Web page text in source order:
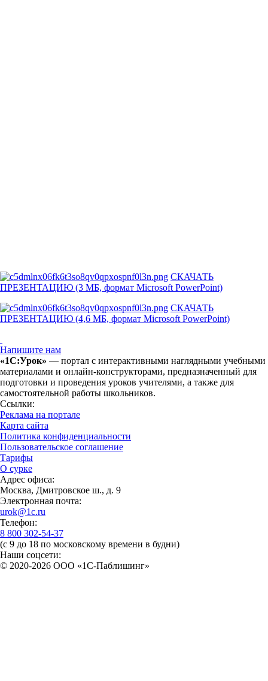
СКАЧАТЬ
ПРЕЗЕНТАЦИЮ (3 МБ, формат Microsoft PowerPoint)
СКАЧАТЬ
ПРЕЗЕНТАЦИЮ (4,6 МБ, формат Microsoft PowerPoint)
Напишите нам
«1С:Урок» — портал с интерактивными наглядными учебными
материалами и онлайн-конструкторами, предназначенный для
подготовки и проведения уроков учителями, а также для
самостоятельной работы школьников.
Ссылки:
Реклама на портале
Карта сайта
Политика конфиденциальности
Пользовательское соглашение
Тарифы
О сурке
Адрес офиса:
Москва, Дмитровское ш., д. 9
Электронная почта:
urok@1c.ru
Телефон:
8 800 302-54-37
(с 9 до 18 по московскому времени в будни)
Наши соцсети:
© 2020-2026 OOO «1С-Паблишинг»